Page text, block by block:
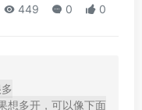
449 0 0
想多开，可以像下面